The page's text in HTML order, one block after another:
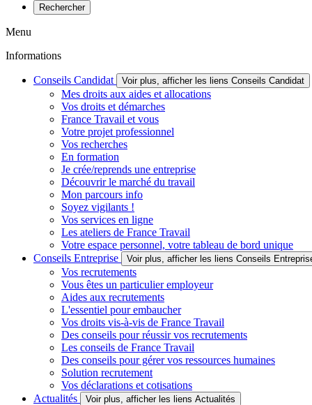
Rechercher
Menu
Informations
Conseils Candidat Voir plus, afficher les liens Conseils Candidat
Mes droits aux aides et allocations
Vos droits et démarches
France Travail et vous
Votre projet professionnel
Vos recherches
En formation
Je crée/reprends une entreprise
Découvrir le marché du travail
Mon parcours info
Soyez vigilants !
Vos services en ligne
Les ateliers de France Travail
Votre espace personnel, votre tableau de bord unique
Conseils Entreprise
Voir plus, afficher les liens Conseils
Vos recrutements
Vous êtes un particulier employeur
Aides aux recrutements
L'essentiel pour embaucher
Vos droits vis-à-vis de France Travail
Des conseils pour réussir vos recrutements
Les conseils de France Travail
Des conseils pour gérer vos ressources humaines
Solution recrutement
Vos déclarations et cotisations
Actualités
Voir plus, afficher les liens Actualités